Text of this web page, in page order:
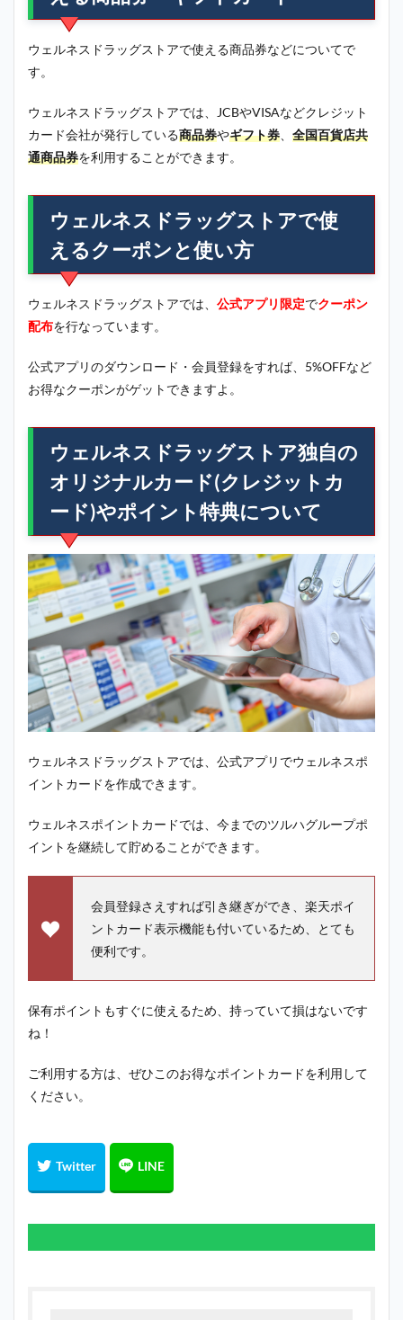
ウェルネスドラッグストアで使える商品券などについてで
す。
ウェルネスドラッグストアでは、JCBやVISAなどクレジット
カード会社が発行している商品券やギフト券
全国百貨店共
通商品券を利用することができます。
ウェルネスドラッグストアで使
えるクーポンと使い方
ウェルネスドラッグストアでは、 公式アプリ限定でクーポン
配布を行なっています。
公式アプリのダウンロード・会員登録をすれば、5%OFFなど
お得なクーポンがゲットできますよ。
ウェルネスドラッグストア独自の
オリジナルカード(クレジットカ
ード)やポイント特典について
ウェルネスドラッグストアでは、公式アプリでウェルネスポ
イントカードを作成できます。
ウェルネスポイントカードでは、今までのツルハグループポ
イントを継続して貯めることができます。
会員登録さえすれば引き継ぎができ、楽天ポイ
ントカード表示機能も付いているため、とても
便利です。
保有ポイントもすぐに使えるため、持っていて損はないです
ね！
ご利用する方は、ぜひこのお得なポイントカードを利用して
ください。